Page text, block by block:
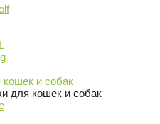
и собак
для кошек и собак